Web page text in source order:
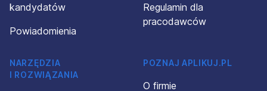
danych osobowych było zupełnie dobrowolne. Wiem też,
że mogę wyrazić sprzeciw wobec przetwarzania danych
osobowych oraz złożyć skargę Prezesa Urzędu Ochrony
ich Administratorem, dr. Dominikiem Matczakiem, wysyłając
wiadomość drogą elektroniczną na adres
rodo@silverhand.eu; tradycyjną pocztą na adres agencji
kandydatów
Powiadomienia
Regulamin dla
pracodawców
NARZĘDZIA
I ROZWIĄZANIA
POZNAJ APLIKUJ.PL
O firmie